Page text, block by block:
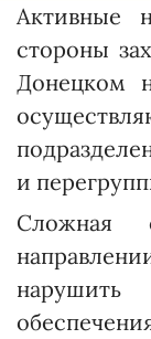
Активные
стороны
Донецком
и
Сложная
нарушить